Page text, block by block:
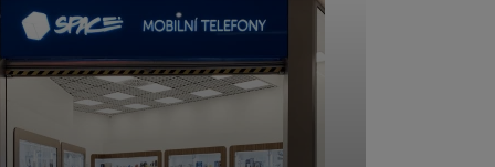
určujeme počet
souhrnně a
nebo reklamy jak